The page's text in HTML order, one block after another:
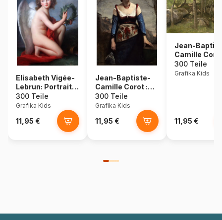
Elisabeth Vigée-
Lebrun: Portrait
of Prince
Heinrich
Lubomirski as
Genius of Fame,
300 Teile
Grafika Kids
11,95 €
Jean-Baptiste-
Camille Corot :
Agostina, 1866
300 Teile
Grafika Kids
11,95 €
Jean-
Camille
Rocks in the
Forest of
300 Teile
Grafika Kids
11,95 €